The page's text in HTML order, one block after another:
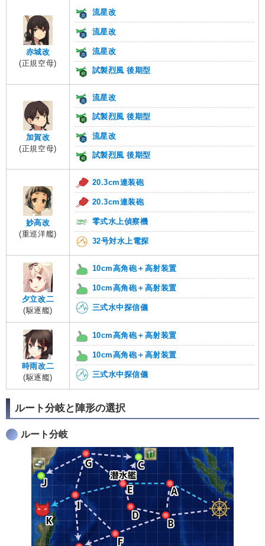
赤城改
(正規空母)
流星改
流星改
流星改
試製烈風 後期型
加賀改
(正規空母)
流星改
試製烈風 後期型
流星改
試製烈風 後期型
妙高改
(重巡洋艦)
20.3cm連装砲
20.3cm連装砲
零式水上偵察機
32号対水上電探
夕立改二
(駆逐艦)
10cm高角砲＋高射装置
10cm高角砲＋高射装置
三式水中探信儀
時雨改二
(駆逐艦)
10cm高角砲＋高射装置
10cm高角砲＋高射装置
三式水中探信儀
ルート分岐と陣形の選択
ルート分岐